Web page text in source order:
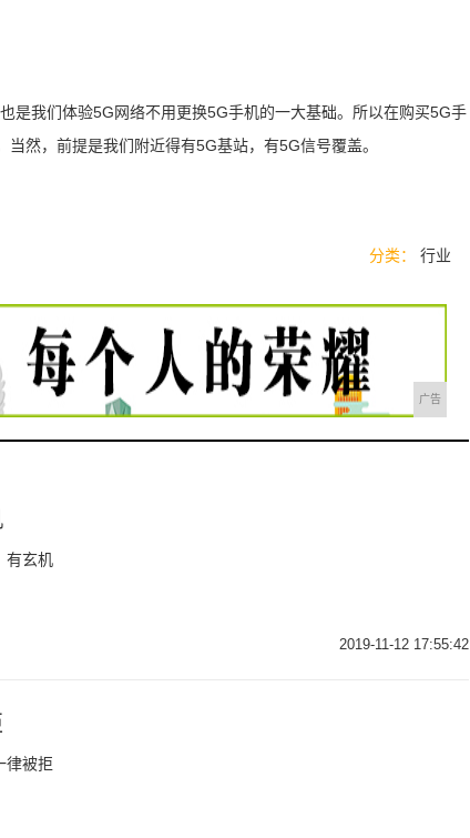
是我们体验5G网络不用更换5G手机的一大基础。所以在购买5G手
然，前提是我们附近得有5G基站，有5G信号覆盖。
分类： 行业
广告
有玄机
2019-11-12 17:55:42
律被拒